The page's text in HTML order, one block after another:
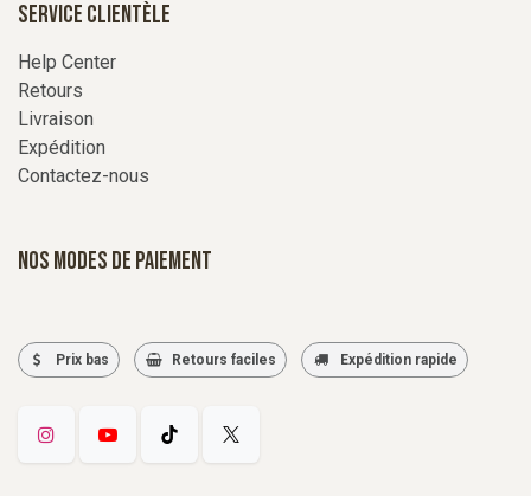
Service Clientèle
Help Center
Retours
Livraison
Expédition
Contactez-nous
Nos modes de paiement
Prix bas Retours faciles Expédition rapide